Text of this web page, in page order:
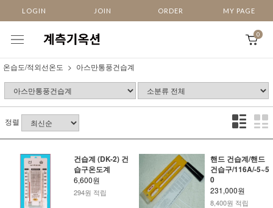
LOGIN JOIN ORDER MY PAGE
0
온습도/적외선온도 아스만통풍건습계
정렬
건습계 (DK-2) 건
습구온도계
6,600원
294원 적립
핸드 건습계/핸드
건습구/116A/-5~5
0
231,000원
8,400원 적립